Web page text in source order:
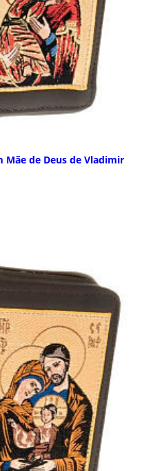
Mãe de Deus de Vladimir